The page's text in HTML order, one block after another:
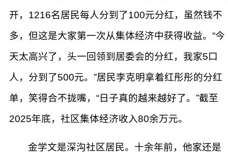
开，1216名居民每人分到了100元分红，虽然钱不
多，但这是大家第一次从集体经济中获得收益。“今
天太高兴了，头一回领到居委会的分红，我家5口
人，分到了500元。”居民李克明拿着红彤彤的分红
单，笑得合不拢嘴，“日子真的越来越好了。”截至
2025年底，社区集体经济收入80余万元。
金学文是深沟社区居民。十余年前，他家还是